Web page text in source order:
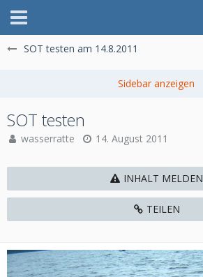
SOT testen am 14.8.2011
SOT testen
wasserratte 14. August 2011
INHALT MELDEN
TEILEN